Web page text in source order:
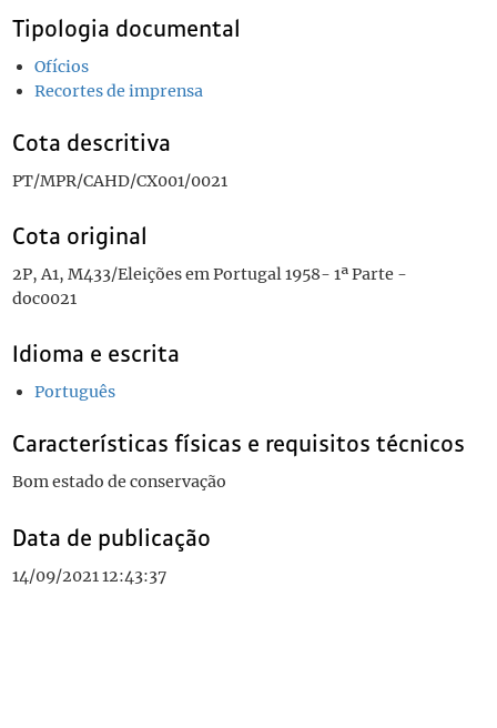
Tipologia documental
Ofícios
Recortes de imprensa
Cota descritiva
PT/MPR/CAHD/CX001/0021
Cota original
2P, A1, M433/Eleições em Portugal 1958- 1ª Parte -
doc0021
Idioma e escrita
Português
Características físicas e requisitos técnicos
Bom estado de conservação
Data de publicação
14/09/2021 12:43:37